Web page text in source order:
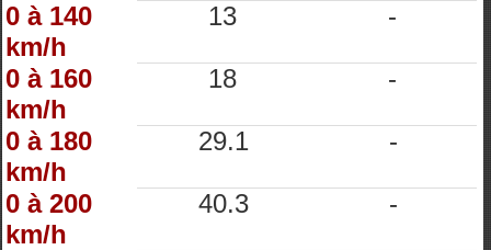
0 à 140
km/h
13 -
0 à 160
km/h
18 -
0 à 180
km/h
29.1 -
0 à 200
km/h
40.3 -